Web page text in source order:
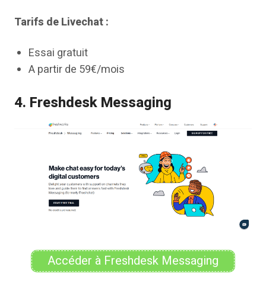
Tarifs de Livechat :
Essai gratuit
A partir de 59€/mois
4. Freshdesk Messaging
Accéder à Freshdesk Messaging